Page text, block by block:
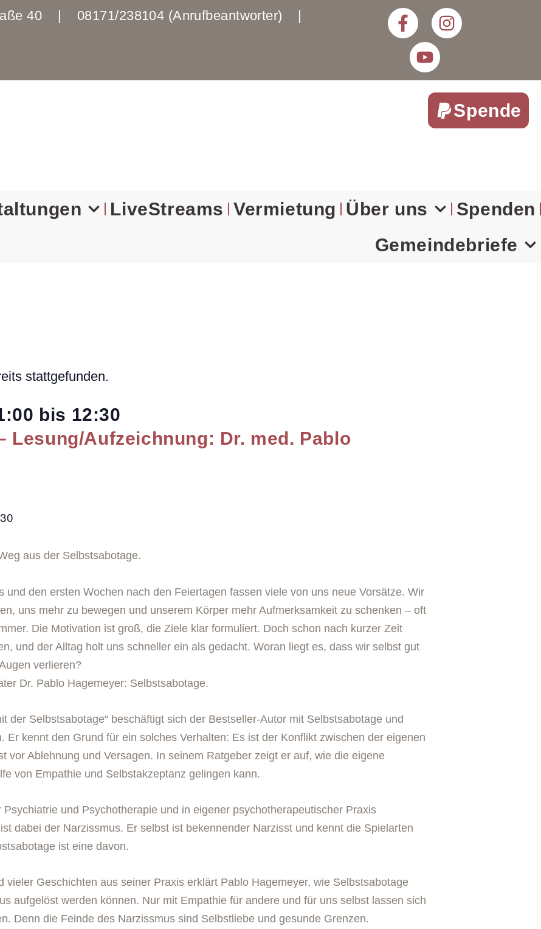
40 | 08171/238104 (Anrufbeantworter) |
Spende
LiveStreams Vermietung Über uns
Spenden
Gemeindebriefe
stattgefunden.
bis 12:30
Lesung/Aufzeichnung: Dr. med. Pablo
aus der Selbstsabotage.
und den ersten Wochen nach den Feiertagen fassen viele von uns neue Vorsätze. Wir
uns mehr zu bewegen und unserem Körper mehr Aufmerksamkeit zu schenken – oft
Die Motivation ist groß, die Ziele klar formuliert. Doch schon nach kurzer Zeit
und der Alltag holt uns schneller ein als gedacht. Woran liegt es, dass wir selbst gut
verlieren?
Dr. Pablo Hagemeyer: Selbstsabotage.
der Selbstsabotage“ beschäftigt sich der Bestseller-Autor mit Selbstsabotage und
Er kennt den Grund für ein solches Verhalten: Es ist der Konflikt zwischen der eigenen
vor Ablehnung und Versagen. In seinem Ratgeber zeigt er auf, wie die eigene
von Empathie und Selbstakzeptanz gelingen kann.
und Psychotherapie und in eigener psychotherapeutischer Praxis
dabei der Narzissmus. Er selbst ist bekennender Narzisst und kennt die Spielarten
ist eine davon.
vieler Geschichten aus seiner Praxis erklärt Pablo Hagemeyer, wie Selbstsabotage
aufgelöst werden können. Nur mit Empathie für andere und für uns selbst lassen sich
Denn die Feinde des Narzissmus sind Selbstliebe und gesunde Grenzen.